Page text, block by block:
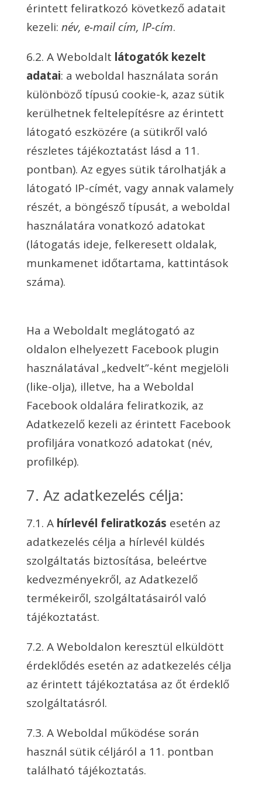
érintett feliratkozó következő adatait
kezeli: név, e-mail cím, IP-cím.
6.2. A Weboldalt látogatók kezelt
adatai: a weboldal használata során
különböző típusú cookie-k, azaz sütik
kerülhetnek feltelepítésre az érintett
látogató eszközére (a sütikről való
részletes tájékoztatást lásd a 11.
pontban). Az egyes sütik tárolhatják a
látogató IP-címét, vagy annak valamely
részét, a böngésző típusát, a weboldal
használatára vonatkozó adatokat
(látogatás ideje, felkeresett oldalak,
munkamenet időtartama, kattintások
száma).
Ha a Weboldalt meglátogató az
oldalon elhelyezett Facebook plugin
használatával „kedvelt”-ként megjelöli
(like-olja), illetve, ha a Weboldal
Facebook oldalára feliratkozik, az
Adatkezelő kezeli az érintett Facebook
profiljára vonatkozó adatokat (név,
profilkép).
7. Az adatkezelés célja:
7.1. A hírlevél feliratkozás esetén az
adatkezelés célja a hírlevél küldés
szolgáltatás biztosítása, beleértve
kedvezményekről, az Adatkezelő
termékeiről, szolgáltatásairól való
tájékoztatást.
7.2. A Weboldalon keresztül elküldött
érdeklődés esetén az adatkezelés célja
az érintett tájékoztatása az őt érdeklő
szolgáltatásról.
7.3. A Weboldal működése során
használ sütik céljáról a 11. pontban
található tájékoztatás.